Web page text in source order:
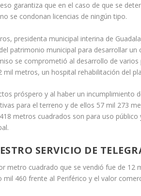
garantiza que en el caso de que se
se condonan licencias de ningún tipo.
presidenta municipal interina de
patrimonio municipal para desarrollar
se comprometió al desarrollo de
mil metros, un hospital rehabilitación del
próspero y al haber un incumplimiento
para el terreno y de ellos 57 mil 273
metros cuadrados son para uso
SERVICIO DE
metro cuadrado que se vendió fue de 12
460 frente al Periférico y el valor